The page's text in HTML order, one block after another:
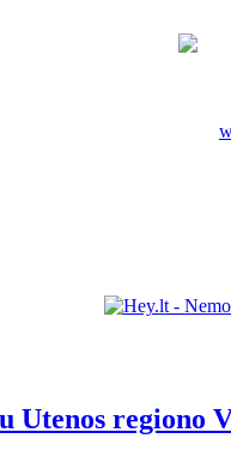
Utenos regiono